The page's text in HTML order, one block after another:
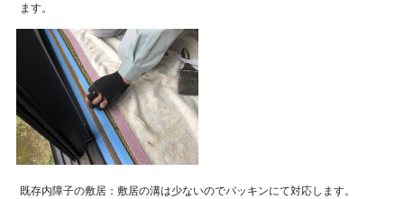
ます。
既存内障子の敷居：敷居の溝は少ないのでパッキンにて対応します。